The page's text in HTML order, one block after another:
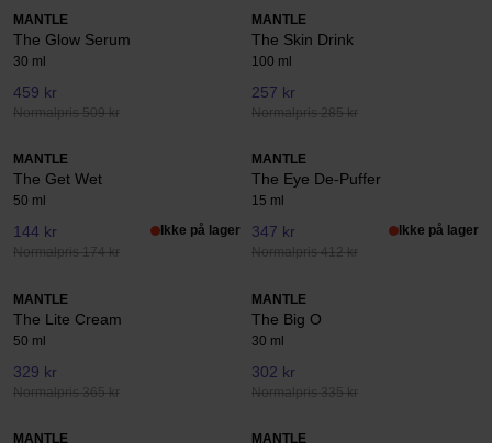
MANTLE
The Glow Serum
30 ml
459 kr
Normalpris 509 kr
MANTLE
The Skin Drink
100 ml
257 kr
Normalpris 285 kr
MANTLE
The Get Wet
50 ml
144 kr
Normalpris 174 kr
Ikke på lager
MANTLE
The Eye De-Puffer
15 ml
347 kr
Normalpris 412 kr
Ikke på lager
MANTLE
The Lite Cream
50 ml
329 kr
Normalpris 365 kr
MANTLE
The Big O
30 ml
302 kr
Normalpris 335 kr
MANTLE MANTLE